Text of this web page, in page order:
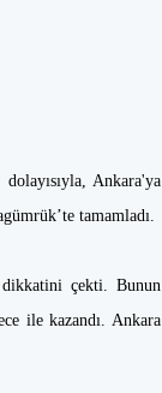
Ankara'ya
tamamladı.
dikkatini çekti. Bunun
ile kazandı. Ankara